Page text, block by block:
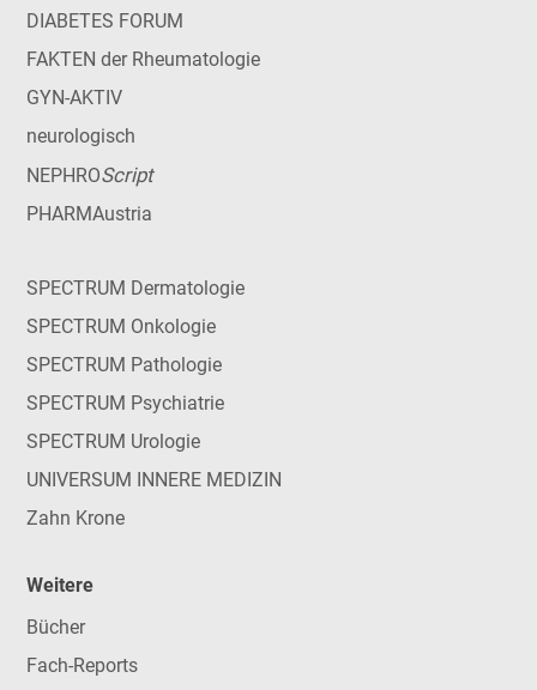
DIABETES FORUM
FAKTEN der Rheumatologie
GYN-AKTIV
neurologisch
NEPHROScript
PHARMAustria
SPECTRUM Dermatologie
SPECTRUM Onkologie
SPECTRUM Pathologie
SPECTRUM Psychiatrie
SPECTRUM Urologie
UNIVERSUM INNERE MEDIZIN
Zahn Krone
Weitere
Bücher
Fach-Reports